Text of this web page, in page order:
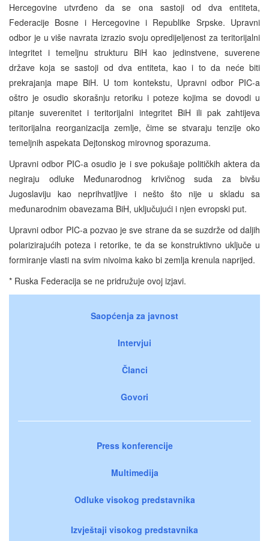
Hercegovine utvrđeno da se ona sastoji od dva entiteta,
Federacije Bosne i Hercegovine i Republike Srpske. Upravni
odbor je u više navrata izrazio svoju opredijeljenost za teritorijalni
integritet i temeljnu strukturu BiH kao jedinstvene, suverene
države koja se sastoji od dva entiteta, kao i to da neće biti
prekrajanja mape BiH. U tom kontekstu, Upravni odbor PIC-a
oštro je osudio skorašnju retoriku i poteze kojima se dovodi u
pitanje suverenitet i teritorijalni integritet BiH ili pak zahtijeva
teritorijalna reorganizacija zemlje, čime se stvaraju tenzije oko
temeljnih aspekata Dejtonskog mirovnog sporazuma.
Upravni odbor PIC-a osudio je i sve pokušaje političkih aktera da
negiraju odluke Međunarodnog krivičnog suda za bivšu
Jugoslaviju kao neprihvatljive i nešto što nije u skladu sa
međunarodnim obavezama BiH, uključujući i njen evropski put.
Upravni odbor PIC-a pozvao je sve strane da se suzdrže od daljih
polarizirajućih poteza i retorike, te da se konstruktivno uključe u
formiranje vlasti na svim nivoima kako bi zemlja krenula naprijed.
* Ruska Federacija se ne pridružuje ovoj izjavi.
Saopćenja za javnost
Intervjui
Članci
Govori
Press konferencije
Multimedija
Odluke visokog predstavnika
Izvještaji visokog predstavnika